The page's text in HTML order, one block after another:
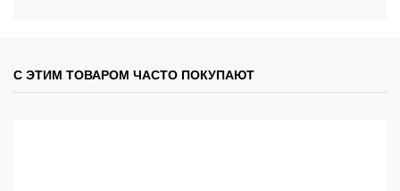
С ЭТИМ ТОВАРОМ ЧАСТО ПОКУПАЮТ